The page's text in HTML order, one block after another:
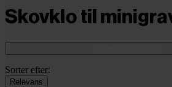
Skovklo til
Sorter efter:
Relevans